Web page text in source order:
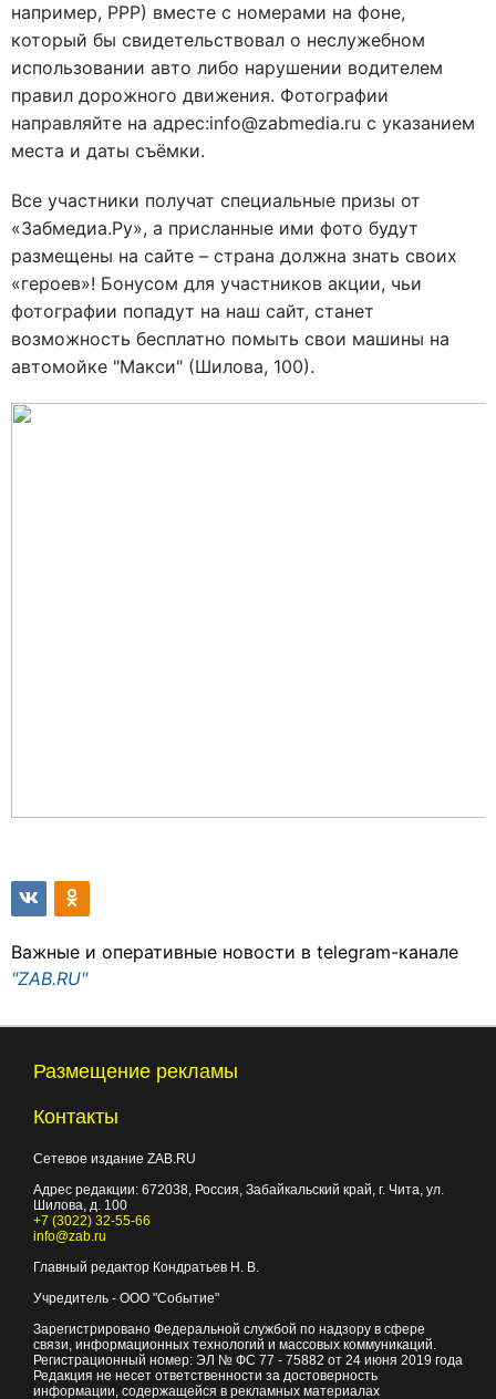
например, РРР) вместе с номерами на фоне,
который бы свидетельствовал о неслужебном
использовании авто либо нарушении водителем
правил дорожного движения. Фотографии
направляйте на адрес:info@zabmedia.ru с указанием
места и даты съёмки.
Все участники получат специальные призы от
«Забмедиа.Ру», а присланные ими фото будут
размещены на сайте – страна должна знать своих
«героев»! Бонусом для участников акции, чьи
фотографии попадут на наш сайт, станет
возможность бесплатно помыть свои машины на
автомойке "Макси" (Шилова, 100).
Важные и оперативные новости в telegram-канале
"ZAB.RU"
Размещение рекламы
Контакты
Сетевое издание ZAB.RU
Адрес редакции: 672038, Россия, Забайкальский край, г. Чита, ул.
Шилова, д. 100
+7 (3022) 32-55-66
info@zab.ru
Главный редактор Кондратьев Н. В.
Учредитель - ООО "Событие"
Зарегистрировано Федеральной службой по надзору в сфере
связи, информационных технологий и массовых коммуникаций.
Регистрационный номер: ЭЛ № ФС 77 - 75882 от 24 июня 2019 года
Редакция не несет ответственности за достоверность
информации, содержащейся в рекламных материалах